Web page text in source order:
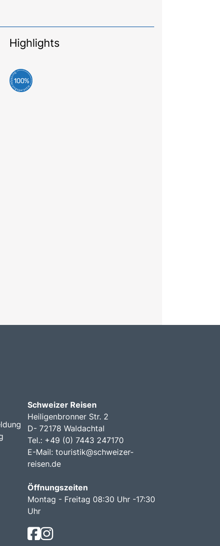
Highlights
Schweizer Reisen
Heiligenbronner Str. 2
D- 72178 Waldachtal
Tel.: +49 (0) 7443 247170
E-Mail: touristik@schweizer-
reisen.de
Öffnungszeiten
Montag - Freitag 08:30 Uhr -17:30
Uhr